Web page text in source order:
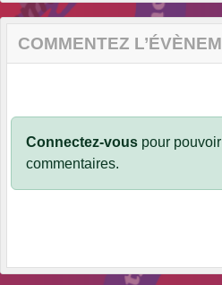
COMMENTEZ
Connectez-vous pour
commentaires.